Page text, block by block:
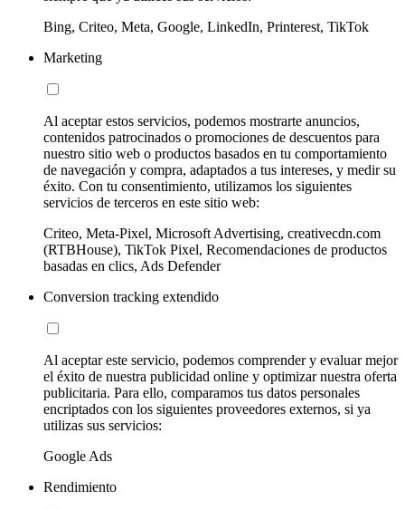
Bing, Criteo, Meta, Google, LinkedIn, Printerest, TikTok
Marketing
Al aceptar estos servicios, podemos mostrarte anuncios,
contenidos patrocinados o promociones de descuentos para
nuestro sitio web o productos basados en tu comportamiento
de navegación y compra, adaptados a tus intereses, y medir su
éxito. Con tu consentimiento, utilizamos los siguientes
servicios de terceros en este sitio web:
Criteo, Meta-Pixel, Microsoft Advertising, creativecdn.com
(RTBHouse), TikTok Pixel, Recomendaciones de productos
basadas en clics, Ads Defender
Conversion tracking extendido
Al aceptar este servicio, podemos comprender y evaluar mejor
el éxito de nuestra publicidad online y optimizar nuestra oferta
publicitaria. Para ello, comparamos tus datos personales
encriptados con los siguientes proveedores externos, si ya
utilizas sus servicios:
Google Ads
Rendimiento